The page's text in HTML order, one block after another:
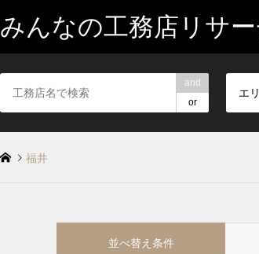
みんなの工務店リサ
and
or
エ
福井
並べ替え条件